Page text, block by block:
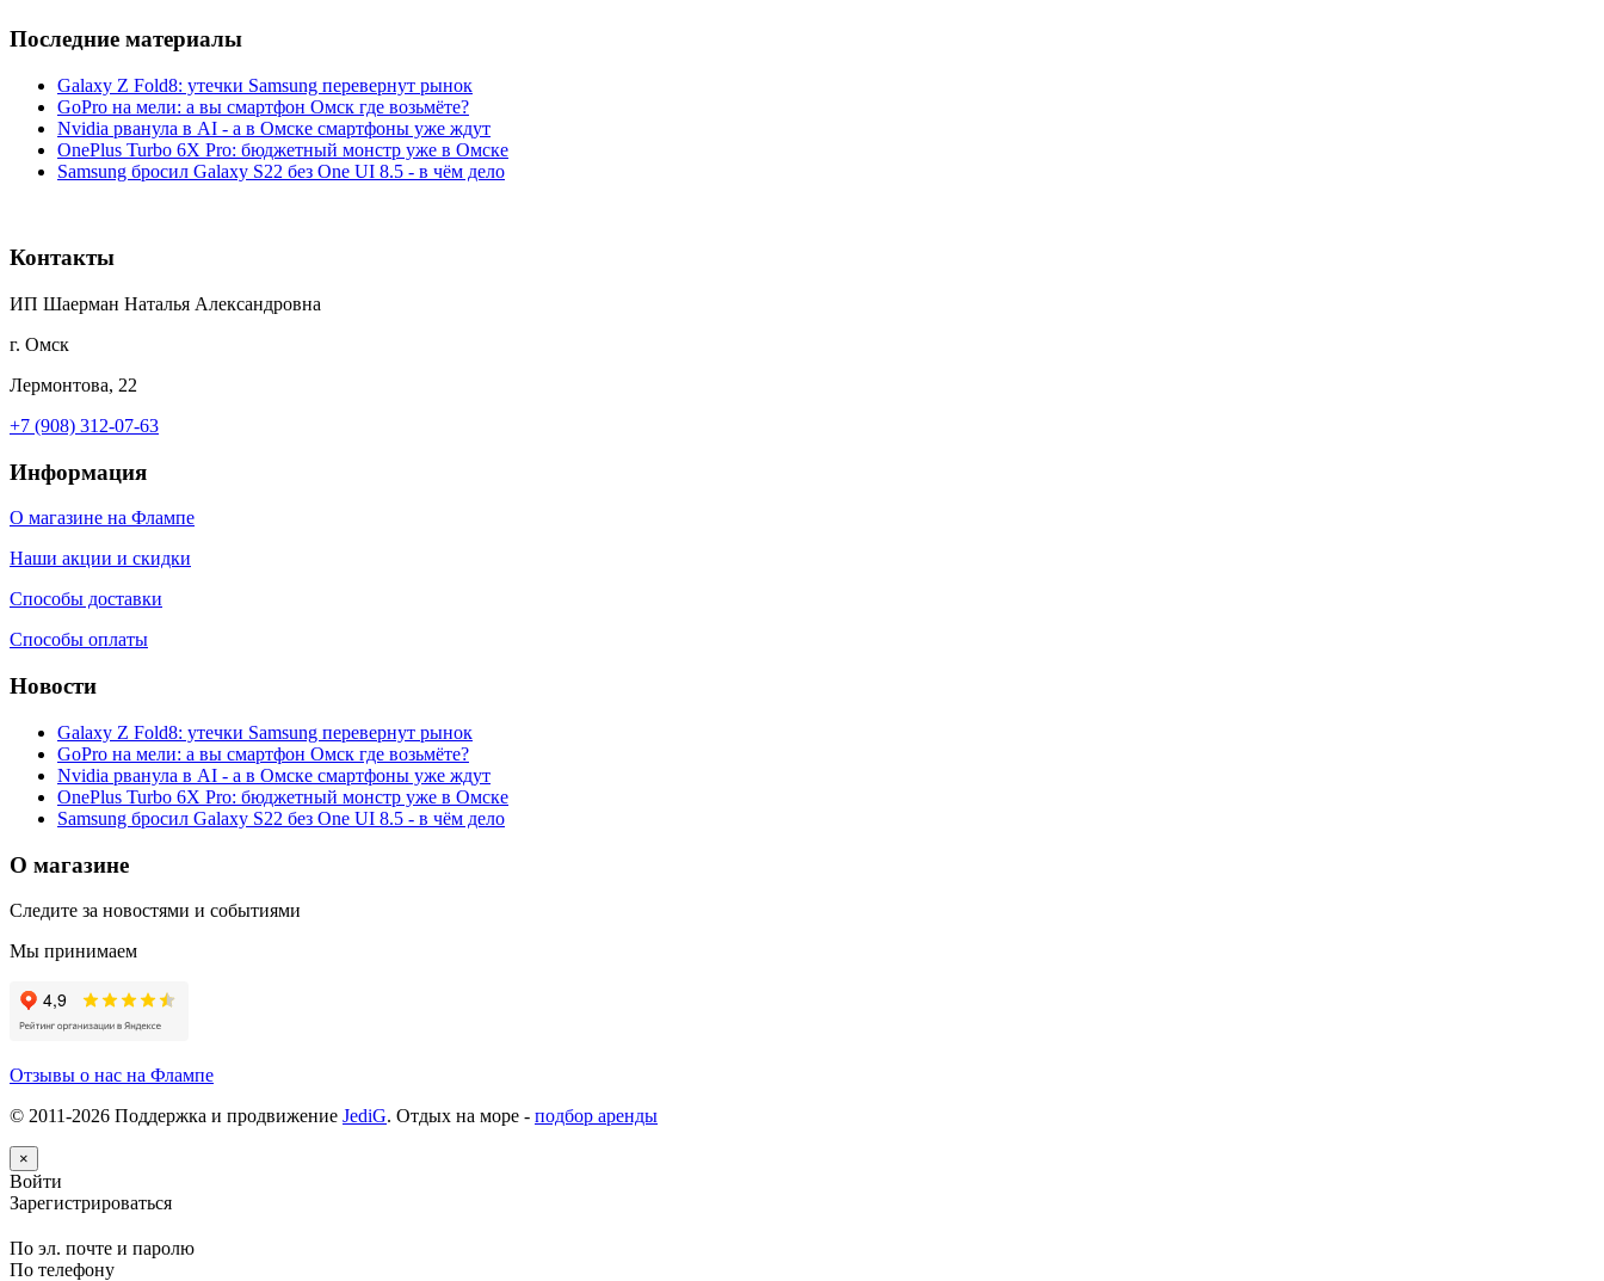
Последние материалы
Galaxy Z Fold8: утечки Samsung перевернут рынок
GoPro на мели: а вы смартфон Омск где возьмёте?
Nvidia рванула в AI - а в Омске смартфоны уже ждут
OnePlus Turbo 6X Pro: бюджетный монстр уже в Омске
Samsung бросил Galaxy S22 без One UI 8.5 - в чём дело
Контакты
ИП Шаерман Наталья Александровна
г. Омск
Лермонтова, 22
+7 (908) 312-07-63
Информация
О магазине на Флампе
Наши акции и скидки
Способы доставки
Способы оплаты
Новости
Galaxy Z Fold8: утечки Samsung перевернут рынок
GoPro на мели: а вы смартфон Омск где возьмёте?
Nvidia рванула в AI - а в Омске смартфоны уже ждут
OnePlus Turbo 6X Pro: бюджетный монстр уже в Омске
Samsung бросил Galaxy S22 без One UI 8.5 - в чём дело
О магазине
Следите за новостями и событиями
Мы принимаем
Отзывы о нас на Флампе
© 2011-2026 Поддержка и продвижение JediG. Отдых на море - подбор аренды
×
Войти
Зарегистрироваться
По эл. почте и паролю
По телефону